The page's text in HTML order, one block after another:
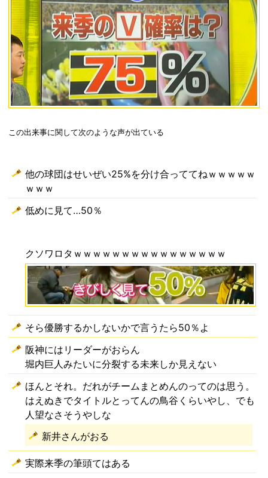
この出来事に関して次のような声が出ている
他の球団はせいぜい25%を分け合っててねｗｗｗｗｗ
ｗｗｗ
低めに見て…50％
クソワロタｗｗｗｗｗｗｗｗｗｗｗｗｗｗｗｗ
そら優勝するかしないかで言うたら50％よ
阪神にはリーダーがおらん
堀内巨人みたいに分裂する未来しか見えない
ほんとそれ。だれがチームまとめんのってのは思う。
はえぬきでタイトルとってんの鳥谷くらいやし、でも
人望なさそうやしな
新井さんがおる
実際来季の筆頭てはある